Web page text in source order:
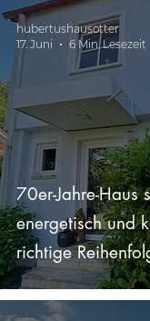
70er-Jahre-Haus
energetisch und
richtige
hubertushausotter
17. Juni
6 Min. Lesezeit